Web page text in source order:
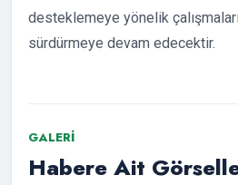
desteklemeye yönelik
sürdürmeye devam edecektir.
GALERI
Habere Ait